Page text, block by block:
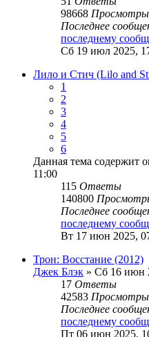
98668 Просмотры
Последнее
последнему
Сб 19 июл 2025,
Лило и Стич (Lilo and
1
2
3
4
5
6
Данная тема содержит
11:00
115 Ответы
140800
Последнее
последнему
Вт 17 июн 2025,
Трон: Восстание (2012)
Джек Блэк » Сб 16 июн
17 Ответы
42583 Просмотры
Последнее
последнему
Пт 06 июн 2025,